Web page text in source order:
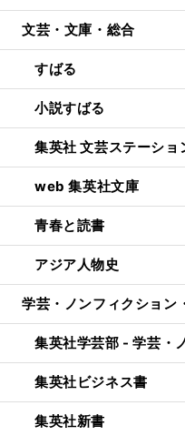
文芸・文庫・総合
すばる
小説すばる
集英社 文芸ステーショ
web 集英社文庫
青春と読書
アジア人物史
学芸・ノンフィクション
集英社学芸部 - 学芸・
集英社ビジネス書
集英社新書